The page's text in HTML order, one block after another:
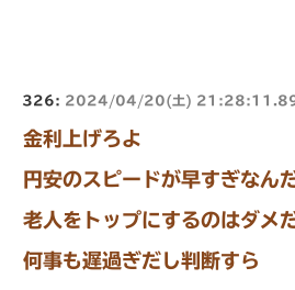
326: 2024/04/20(土)
金利上げろよ
円安のスピードが早すぎなん
老人をトップにするのはダメ
何事も遅過ぎだし判断すら